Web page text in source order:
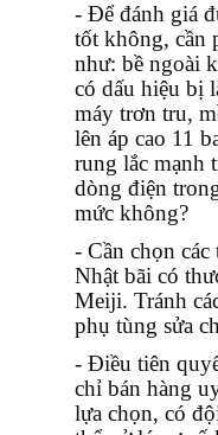
- Để đánh giá
tốt không, cần
như: bề ngoài
có dấu hiệu bị
máy trơn tru,
lên áp cao 11
rung lắc mạnh
dòng điện
mức không?
- Cần chọn
Nhật bãi có
Meiji. Tránh
phụ tùng sửa
- Điều tiên
chỉ bán hàng
lựa chọn, có